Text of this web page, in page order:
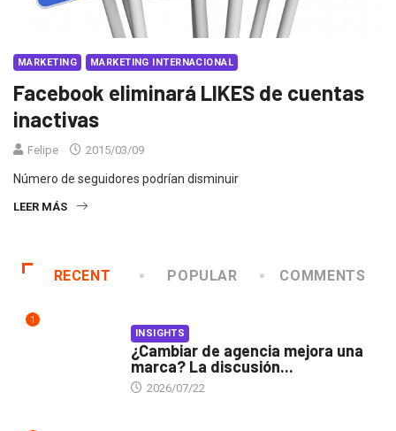
MARKETING MARKETING INTERNACIONAL
Facebook eliminará LIKES de cuentas
inactivas
Felipe 2015/03/09
Número de seguidores podrían disminuir
LEER MÁS
RECENT POPULAR COMMENTS
1
INSIGHTS
¿Cambiar de agencia mejora una
marca? La discusión...
2026/07/22